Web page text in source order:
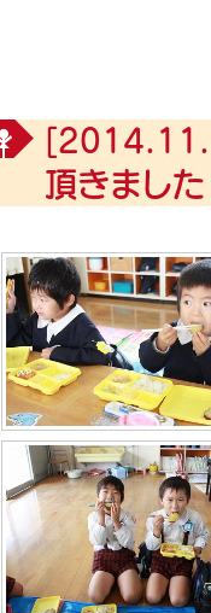
頂きました